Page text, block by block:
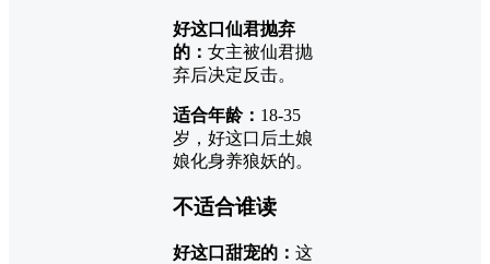
好这口仙君抛弃
的： 女主被仙君抛
弃后决定反击。
适合年龄： 18-35
岁，好这口后土娘
娘化身养狼妖的。
不适合谁读
好这口甜宠的： 这